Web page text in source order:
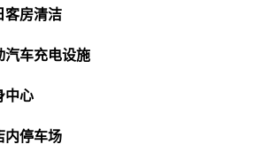
日客房清洁
动汽车充电设施
中心
店内停车场